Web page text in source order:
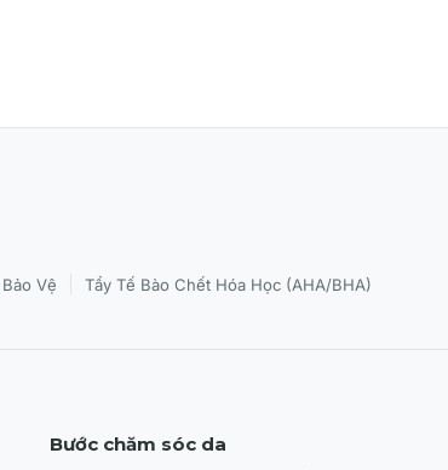
Vệ Tẩy Tế Bào Chết Hóa Học (AHA/BHA)
Bước chăm sóc da